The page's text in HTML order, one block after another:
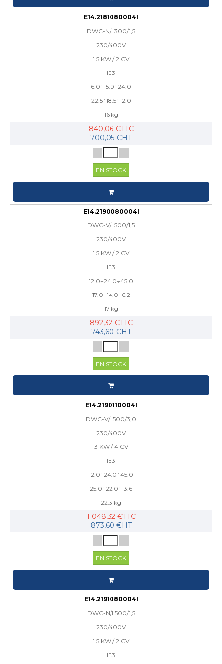
E14.2181080004I
DWC-N/I 300/1,5
230/400V
1.5 KW / 2 CV
IE3
6.0÷15.0÷24.0
22.5÷18.5÷12.0
16 kg
840,06 €TTC
700,05 €HT
- +
EN STOCK
E14.2190080004I
DWC-V/I 500/1,5
230/400V
1.5 KW / 2 CV
IE3
12.0÷24.0÷45.0
17.0÷14.0÷6.2
17 kg
892,32 €TTC
743,60 €HT
- +
EN STOCK
E14.2190110004I
DWC-V/I 500/3,0
230/400V
3 KW / 4 CV
IE3
12.0÷24.0÷45.0
25.0÷22.0÷13.6
22.3 kg
1 048,32 €TTC
873,60 €HT
- +
EN STOCK
E14.2191080004I
DWC-N/I 500/1,5
230/400V
1.5 KW / 2 CV
IE3